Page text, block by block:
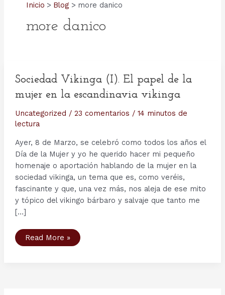
Inicio Blog more danico
more danico
Sociedad Vikinga (I). El papel de la
mujer en la escandinavia vikinga
Uncategorized / 23 comentarios / 14 minutos de
lectura
Ayer, 8 de Marzo, se celebró como todos los años el
Día de la Mujer y yo he querido hacer mi pequeño
homenaje o aportación hablando de la mujer en la
sociedad vikinga, un tema que es, como veréis,
fascinante y que, una vez más, nos aleja de ese mito
y tópico del vikingo bárbaro y salvaje que tanto me
[…]
Sociedad
Vikinga
Read More »